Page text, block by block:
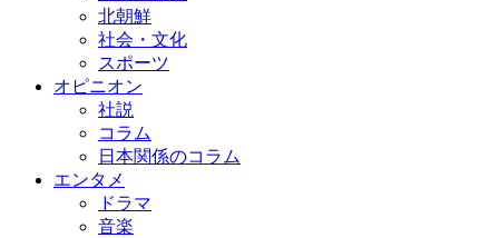
北朝鮮
社会・文化
スポーツ
オピニオン
社説
コラム
日本関係のコラム
エンタメ
ドラマ
音楽